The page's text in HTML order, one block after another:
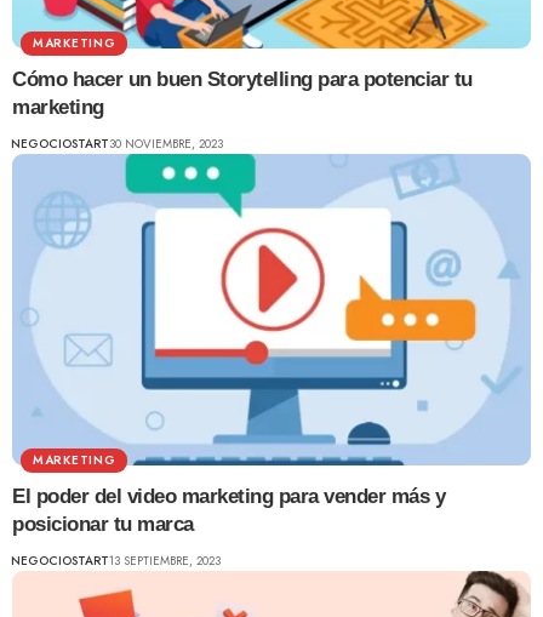
MARKETING
Cómo hacer un buen Storytelling para potenciar tu
marketing
NEGOCIOSTART30 NOVIEMBRE, 2023
MARKETING
El poder del video marketing para vender más y
posicionar tu marca
NEGOCIOSTART13 SEPTIEMBRE, 2023